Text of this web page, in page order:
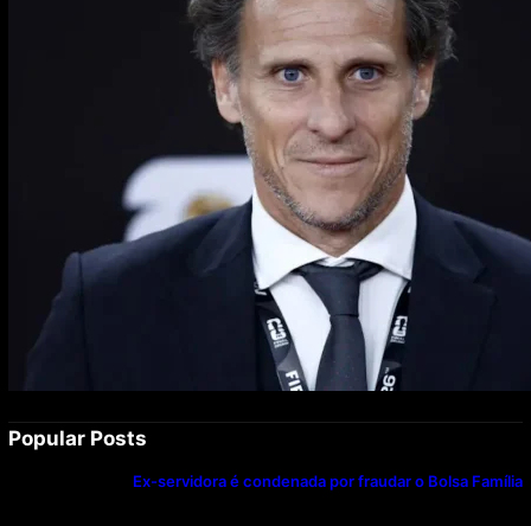
Popular Posts
Ex-servidora é condenada por fraudar o Bolsa Família